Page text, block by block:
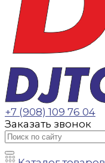
+7 (908) 109 76 04
Заказать звонок